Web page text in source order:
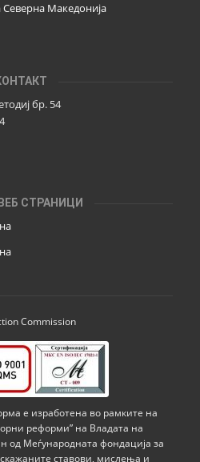
Северна Македонија
бр. 54
СТРАНИЦИ
Commission
е изработена во рамките на
реформи” на Владата на
од Меѓународната фондација за
ставови, мислења и